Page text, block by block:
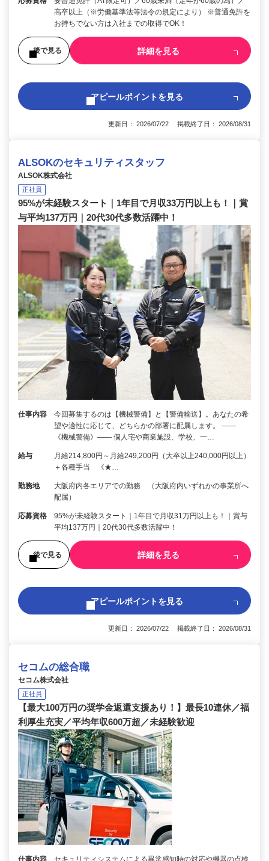
高卒以上（※労働基準法等法令の規定により） ※普通免許を
お持ちでない方は入社までの取得でOK！
後で見る 詳細を見る
アピールポイントを見る
更新日： 2026/07/22 掲載終了日： 2026/08/31
ALSOKのセキュリティスタッフ
ALSOK株式会社
正社員
95%が未経験スタート｜1年目で月収33万円以上も！｜賞
与平均137万円｜20代30代多数活躍中！
仕事内容
今回募集するのは【機械警備】と【警備輸送】。あなたの希
望や適性に応じて、どちらかの部署に配属します。 ――
《機械警備》―― 個人宅や商業施設、学校、一…
給与
月給214,800円～月給249,200円（大卒以上240,000円以上）
＋各種手当 《★…
勤務地
大阪府内各エリアでの勤務 （大阪府内いずれかの事業所へ
配属）
応募資格
95%が未経験スタート｜1年目で月収31万円以上も！｜賞与
平均137万円｜20代30代多数活躍中！
後で見る 詳細を見る
アピールポイントを見る
更新日： 2026/07/22 掲載終了日： 2026/08/31
セコムの総合職
セコム株式会社
正社員
【最大100万円の奨学金返還支援あり！】最長10連休／福
利厚生充実／平均年収600万超／未経験歓迎